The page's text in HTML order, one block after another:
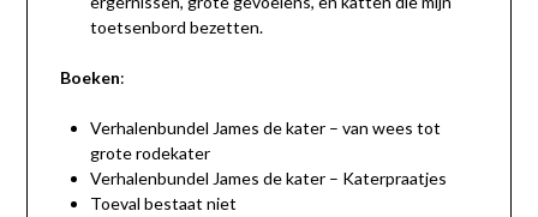
toetsenbord bezetten.
Boeken:
Verhalenbundel James de kater – van wees tot
grote rodekater
Verhalenbundel James de kater – Katerpraatjes
Toeval bestaat niet